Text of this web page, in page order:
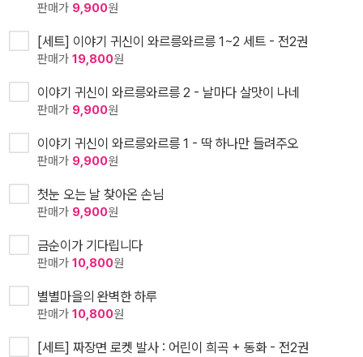
판매가 9,900원
[세트] 이야기 귀신이 와르릉와르릉 1~2 세트 - 전2권
판매가 19,800원
이야기 귀신이 와르릉와르릉 2 - 날마다 살맛이 나네
판매가 9,900원
이야기 귀신이 와르릉와르릉 1 - 딱 하나만 들려주오
판매가 9,900원
첫눈 오는 날 찾아온 손님
판매가 9,900원
금순이가 기다립니다
판매가 10,800원
별별마을의 완벽한 하루
판매가 10,800원
[세트] 짜장면 로켓 발사 : 어린이 희곡 + 동화 - 전2권